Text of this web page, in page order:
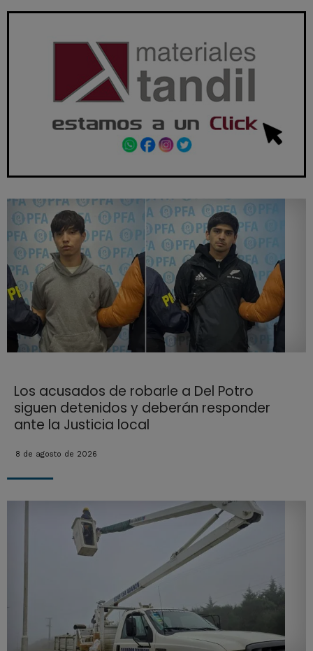
Los acusados de robarle a Del Potro
siguen detenidos y deberán responder
ante la Justicia local
8 de agosto de 2026